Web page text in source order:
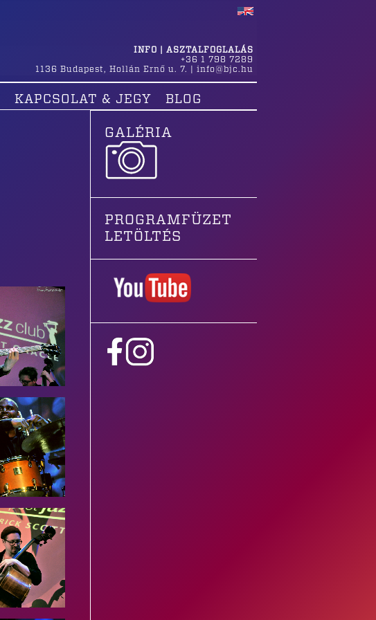
INFO | ASZTALFOGLALÁS
+36 1 798 7289
1136 Budapest , Hollán Ernő u. 7. info@bjc.hu
KAPCSOLAT & JEGY BLOG
GALÉRIA
PROGRAMFÜZET
LETÖLTÉS